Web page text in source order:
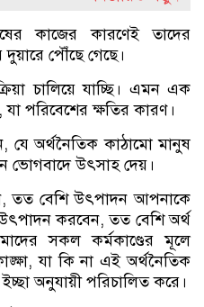
কাজের কারণেই তাদের
পৌঁছে গেছে।
চালিয়ে যাচ্ছি। এমন এক
পরিবেশের ক্ষতির কারণ।
যে অর্থনৈতিক কাঠামো মানুষ
ভোগবাদে উৎসাহ দেয়।
তত বেশি উৎপাদন আপনাকে
করবেন, তত বেশি অর্থ
সকল কর্মকাণ্ডের মূলে
যা কি না এই অর্থনৈতিক
অনুযায়ী পরিচালিত করে।